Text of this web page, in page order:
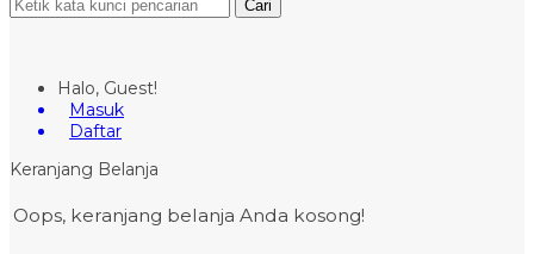
Cari
Halo, Guest!
Masuk
Daftar
Keranjang Belanja
Oops, keranjang belanja Anda kosong!